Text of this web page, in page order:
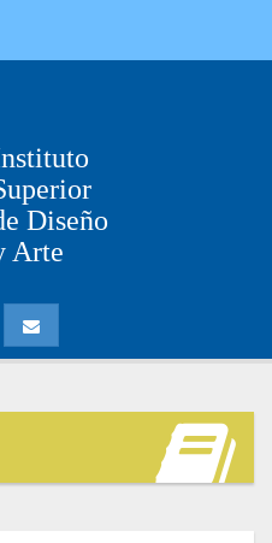
Diseño
Arte